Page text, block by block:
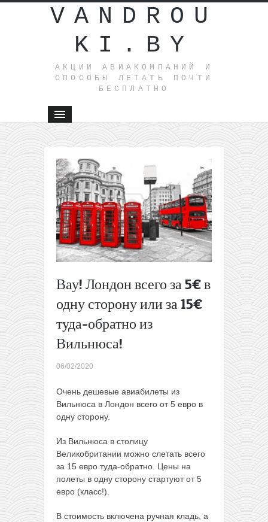
VANDROU
KI.BY
АКЦИИ АВИАКОМПАНИЙ И
СПОСОБЫ ЛЕТАТЬ ПОЧТИ
БЕСПЛАТНО
Вау! Лондон всего за 5€ в
одну сторону или за 15€
туда-обратно из
Вильнюса!
06/02/2020
Очень дешевые авиабилеты из
Вильнюса в Лондон всего от 5 евро в
одну сторону.
Из Вильнюса в столицу
Великобритании можно слетать всего
за 15 евро туда-обратно. Цены на
полеты в одну сторону стартуют от 5
евро (класс!).
В стоимость включена ручная кладь, а
Туда
обратно:
из
Минска
Южную
всего от
45€
Скоростные
поезда по
Испании